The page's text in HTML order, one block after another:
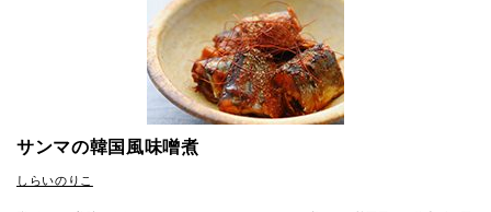
サンマの韓国風味噌煮
しらいのりこ